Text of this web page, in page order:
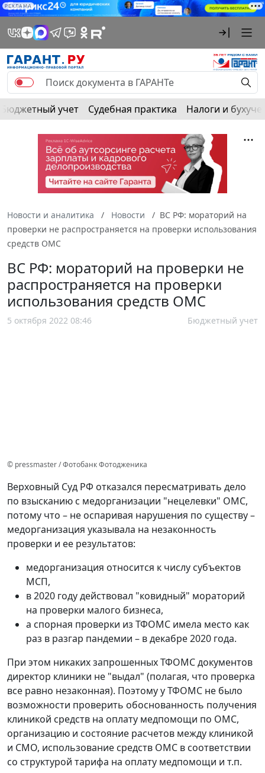
РЕКЛАМА
Бюджетный учет Судебная практика Налоги и
Новости и аналитика Новости
ВС РФ: мораторий на
проверки не распространяется на проверки использования
средств ОМС
ВС РФ: мораторий на проверки не
распространяется на проверки
использования средств ОМС
5 октября 2022 08:46 Бюджетный учет
© pressmaster / Фотобанк Фотодженика
Верховный Суд РФ отказался пересматривать дело
по взысканию с медорганизации "нецелевки" ОМС,
потому что – не оспаривая нарушения по существу –
медорганизация указывала на незаконность
проверки и ее результатов:
медорганизация относится к числу субъектов
МСП,
в 2020 году действовал "ковидный" мораторий
на проверки малого бизнеса,
а спорная проверки из ТФОМС имела место как
раз в разгар пандемии – в декабре 2020 года.
При этом никаких запрошенных ТФОМС документов
директор клиники не "выдал" (полагая, что проверка
все равно незаконная). Поэтому у ТФОМС не было
возможности проверить обоснованность получения
клиникой средств на оплату медпомощи по ОМС,
организацию и состояние расчетов между клиникой
и СМО, использование средств ОМС в соответствии
со структурой тарифа на оплату медпомощи и т.п.